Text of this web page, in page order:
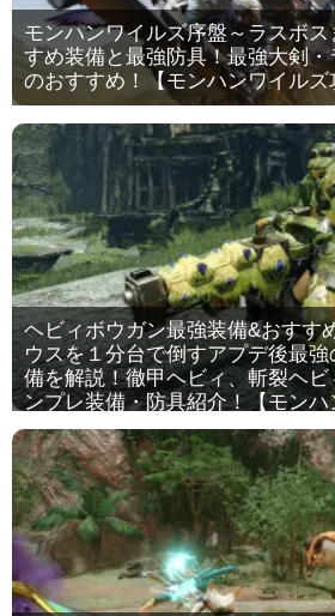
モンハンワイルズ序盤～ラスボ
すめ装備と最強防具！最強大剣
のおすすめ！【モンハンワイルズ
ヘビィボウガン最強装備&おすす
ウスを１分台で倒すアプデ後最
備を解説！徹甲ヘビィ、斬裂ヘ
ンプレ装備・防具紹介！【モンハ